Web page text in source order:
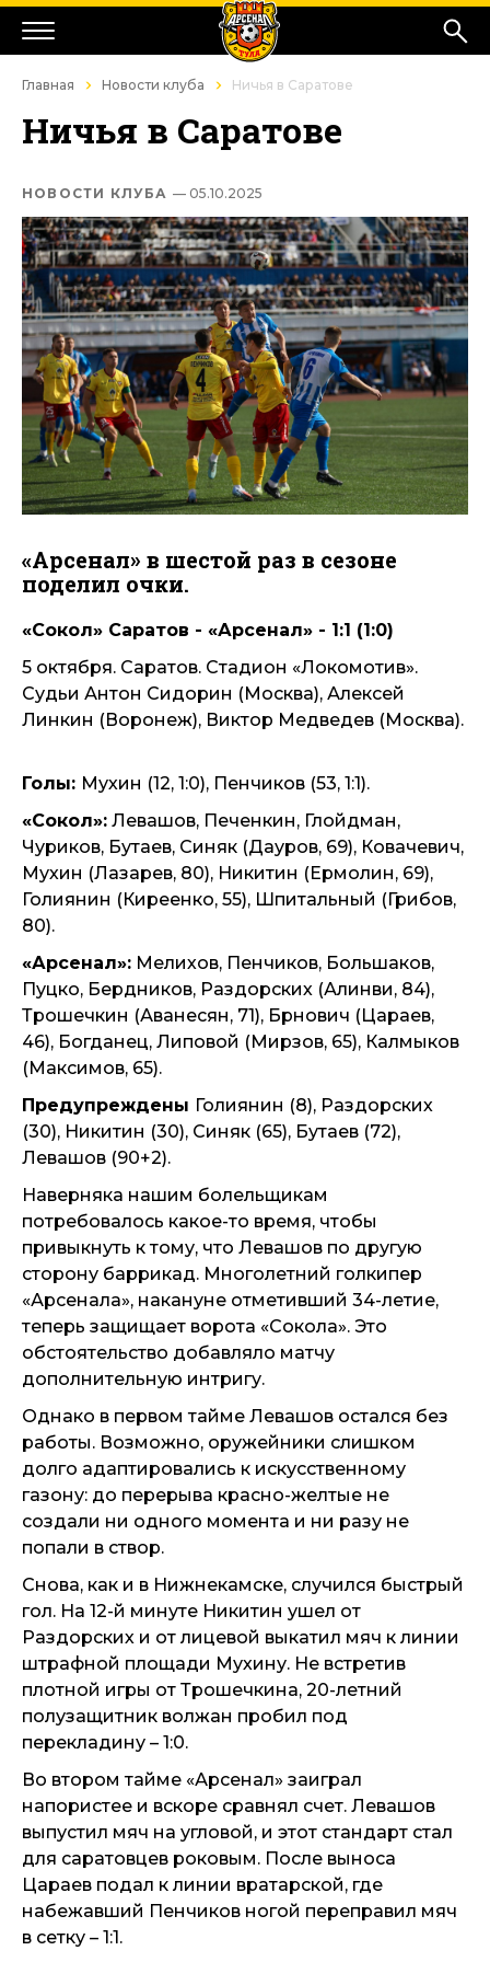
Главная Новости клуба Ничья в Саратове
Ничья в Саратове
НОВОСТИ КЛУБА — 05.10.2025
«Арсенал» в шестой раз в сезоне
поделил очки.
«Сокол» Саратов - «Арсенал» - 1:1 (1:0)
5 октября. Саратов. Стадион «Локомотив».
Судьи Антон Сидорин (Москва), Алексей
Линкин (Воронеж), Виктор Медведев (Москва).
Голы: Мухин (12, 1:0), Пенчиков (53, 1:1).
«Сокол»: Левашов, Печенкин, Глойдман,
Чуриков, Бутаев, Синяк (Дауров, 69), Ковачевич,
Мухин (Лазарев, 80), Никитин (Ермолин, 69),
Голиянин (Киреенко, 55), Шпитальный (Грибов,
80).
«Арсенал»: Мелихов, Пенчиков, Большаков,
Пуцко, Бердников, Раздорских (Алинви, 84),
Трошечкин (Аванесян, 71), Брнович (Цараев,
46), Богданец, Липовой (Мирзов, 65), Калмыков
(Максимов, 65).
Предупреждены Голиянин (8), Раздорских
(30), Никитин (30), Синяк (65), Бутаев (72),
Левашов (90+2).
Наверняка нашим болельщикам
потребовалось какое-то время, чтобы
привыкнуть к тому, что Левашов по другую
сторону баррикад. Многолетний голкипер
«Арсенала», накануне отметивший 34-летие,
теперь защищает ворота «Сокола». Это
обстоятельство добавляло матчу
дополнительную интригу.
Однако в первом тайме Левашов остался без
работы. Возможно, оружейники слишком
долго адаптировались к искусственному
газону: до перерыва красно-желтые не
создали ни одного момента и ни разу не
попали в створ.
Снова, как и в Нижнекамске, случился быстрый
гол. На 12-й минуте Никитин ушел от
Раздорских и от лицевой выкатил мяч к линии
штрафной площади Мухину. Не встретив
плотной игры от Трошечкина, 20-летний
полузащитник волжан пробил под
перекладину – 1:0.
Во втором тайме «Арсенал» заиграл
напористее и вскоре сравнял счет. Левашов
выпустил мяч на угловой, и этот стандарт стал
для саратовцев роковым. После выноса
Цараев подал к линии вратарской, где
набежавший Пенчиков ногой переправил мяч
в сетку – 1:1.